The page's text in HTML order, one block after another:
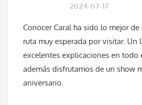
2024-07-17
Conocer Caral ha sido lo mejor de
ruta muy esperada por visitar. Un
excelentes explicaciones en todo
además disfrutamos de un show
aniversario.